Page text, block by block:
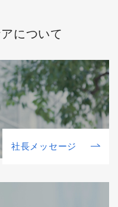
アについて
社⻑メッセージ